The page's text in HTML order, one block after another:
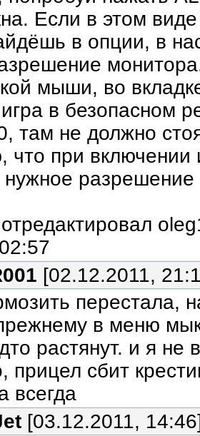
Если в этом
в опции, в
мыши, во
в безопасном
там не должно
что при включении
нужное разрешение
[02.12.2011,
перестала,
в меню
растянут. и я не
прицел сбит
всегда
[03.12.2011,